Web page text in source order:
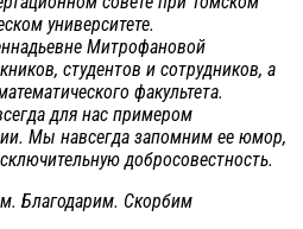
университете.
Митрофановой
студентов и сотрудников, а
факультета.
для нас примером
Мы навсегда запомним ее юмор,
добросовестность.
Благодарим. Скорбим